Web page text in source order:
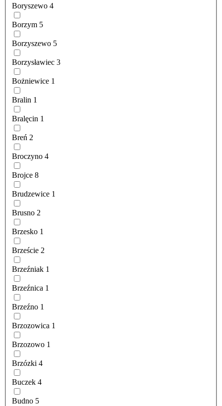
Boryszewo 4
Borzym 5
Borzyszewo 5
Borzysławiec 3
Bożniewice 1
Bralin 1
Bralęcin 1
Breń 2
Broczyno 4
Brojce 8
Brudzewice 1
Brusno 2
Brzesko 1
Brzeście 2
Brzeźniak 1
Brzeźnica 1
Brzeźno 1
Brzozowica 1
Brzozowo 1
Brzózki 4
Buczek 4
Budno 5